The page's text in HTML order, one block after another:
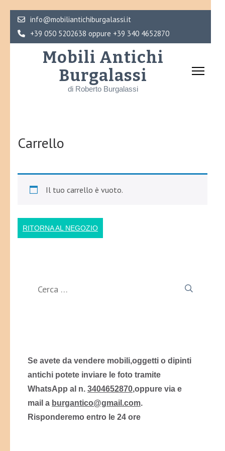
Skip
content
info@mobiliantichiburgalassi.it
+39 050 5202638 oppure +39 340 4652870
Mobili Antichi
Burgalassi
di Roberto Burgalassi
Carrello
Il tuo carrello è vuoto.
RITORNA AL NEGOZIO
Se avete da vendere mobili,oggetti o dipinti
antichi potete inviare le foto tramite
WhatsApp al n. 3404652870,oppure via e
mail a burgantico@gmail.com.
Risponderemo entro le 24 ore